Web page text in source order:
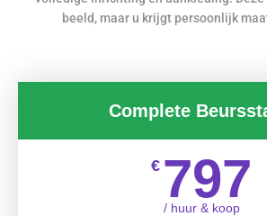
beeld, maar u krijgt persoonlijk
Complete
€ 797
/ huur & koop